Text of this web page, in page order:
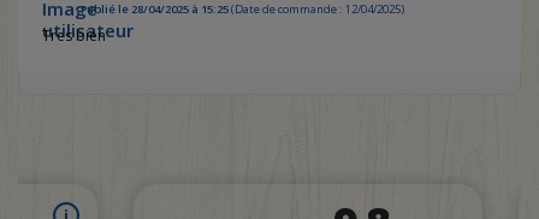
Publié le 28/04/2025 à 15:25(Date de commande : 12/04/2025)
Tres bien